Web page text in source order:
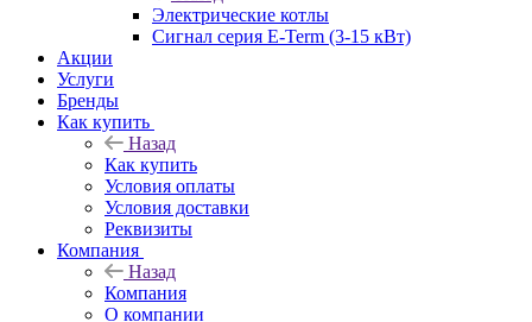
Электрические котлы
Сигнал серия E-Term (3-15 кВт)
Акции
Услуги
Бренды
Как купить
Назад
Как купить
Условия оплаты
Условия доставки
Реквизиты
Компания
Назад
Компания
О компании